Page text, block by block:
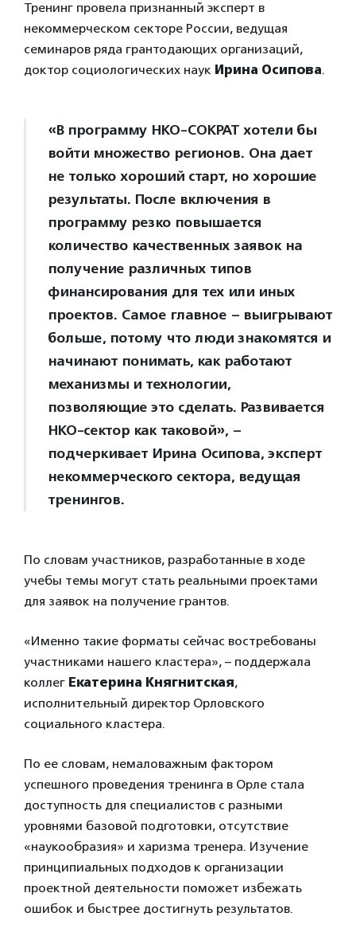
Тренинг провела признанный эксперт в
некоммерческом секторе России, ведущая
семинаров ряда грантодающих организаций,
доктор социологических наук Ирина Осипова.
«В программу НКО-СОКРАТ хотели бы
войти множество регионов. Она дает
не только хороший старт, но хорошие
результаты. После включения в
программу резко повышается
количество качественных заявок на
получение различных типов
финансирования для тех или иных
проектов. Самое главное – выигрывают
больше, потому что люди знакомятся и
начинают понимать, как работают
механизмы и технологии,
позволяющие это сделать. Развивается
НКО-сектор как таковой», –
подчеркивает Ирина Осипова, эксперт
некоммерческого сектора, ведущая
тренингов.
По словам участников, разработанные в ходе
учебы темы могут стать реальными проектами
для заявок на получение грантов.
«Именно такие форматы сейчас востребованы
участниками нашего кластера», – поддержала
коллег Екатерина Княгнитская,
исполнительный директор Орловского
социального кластера.
По ее словам, немаловажным фактором
успешного проведения тренинга в Орле стала
доступность для специалистов с разными
уровнями базовой подготовки, отсутствие
«наукообразия» и харизма тренера. Изучение
принципиальных подходов к организации
проектной деятельности поможет избежать
ошибок и быстрее достигнуть результатов.